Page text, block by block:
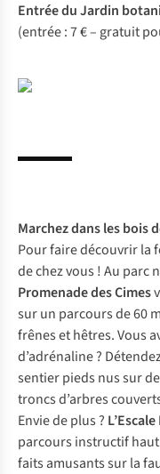
Entrée du Jardin
(entrée : 7 € – gratuit
Marchez dans les bois
Pour faire découvrir la
de chez vous ! Au parc
Promenade des Cimes
sur un parcours de 60
frênes et hêtres. Vous
d’adrénaline ?
sentier pieds nus sur
troncs d’arbres
Envie de plus ?
parcours instructif
faits amusants sur la